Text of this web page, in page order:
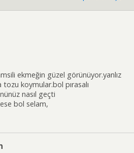
ekmeğin güzel görünüyor.yanlız
koymular.bol pırasalı
nasıl geçti
bol selam,